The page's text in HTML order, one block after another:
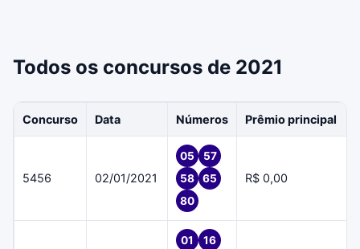
Todos os concursos de 2021
Concurso Data Números Prêmio principal
5456 02/01/2021
05
57
58
65
80
R$ 0,00
01
16